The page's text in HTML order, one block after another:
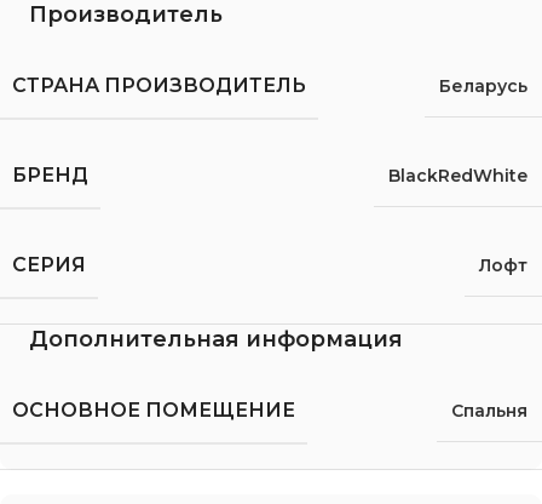
Производитель
СТРАНА ПРОИЗВОДИТЕЛЬ Беларусь
БРЕНД BlackRedWhite
СЕРИЯ Лофт
Дополнительная информация
ОСНОВНОЕ ПОМЕЩЕНИЕ Спальня